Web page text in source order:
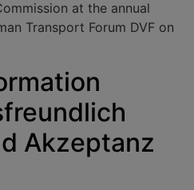
at the annual
Transport Forum DVF on
Akzeptanz